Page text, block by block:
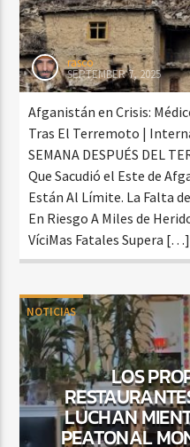
rasco
SEPTEMBER 7, 2025
Afganistán en Crisis:
Tras El Terremoto |
SEMANA DESPUÉS DEL
Que Sacudió el Este de
Están Al Límite. La Falta
En Riesgo A Miles de
VíciMas Fatales Supera […]
NOTICIAS
LOS
LUCHAN
PEATONAL